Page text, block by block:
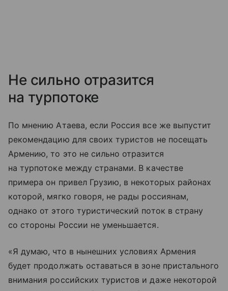
Не сильно отразится
на турпотоке
По мнению Атаева, если Россия все же выпустит
рекомендацию для своих туристов не посещать
Армению, то это не сильно отразится
на турпотоке между странами. В качестве
примера он привел Грузию, в некоторых районах
которой, мягко говоря, не рады россиянам,
однако от этого туристический поток в страну
со стороны России не уменьшается.
«Я думаю, что в нынешних условиях Армения
будет продолжать оставаться в зоне пристального
внимания российских туристов и даже некоторой